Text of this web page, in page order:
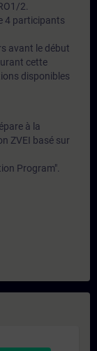
2.
4 participants
avant le début
cette
disponibles
à la
ZVEI basé sur
Program".